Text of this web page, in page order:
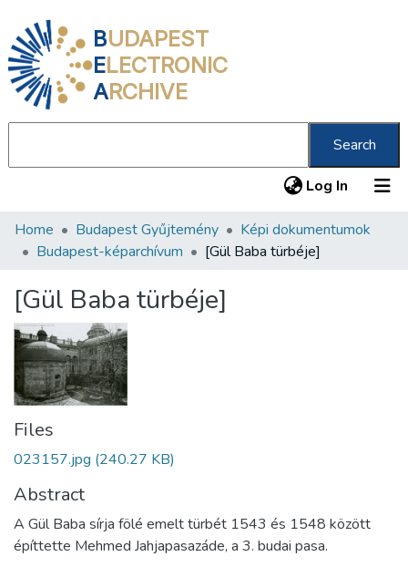
BUDAPEST
ELECTRONIC
ARCHIVE
Search
Log In (current)
Communities & Collections
Statistics
About us
Home Budapest Gyűjtemény
Képi dokumentumok
Budapest-képarchívum
[Gül Baba türbéje]
[Gül Baba türbéje]
Files
023157.jpg (240.27 KB)
Abstract
A Gül Baba sírja fölé emelt türbét 1543 és 1548 között
építtette Mehmed Jahjapasazáde, a 3. budai pasa.